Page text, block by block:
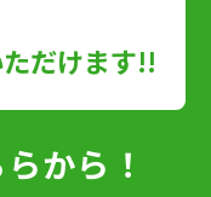
だけます!!
から！